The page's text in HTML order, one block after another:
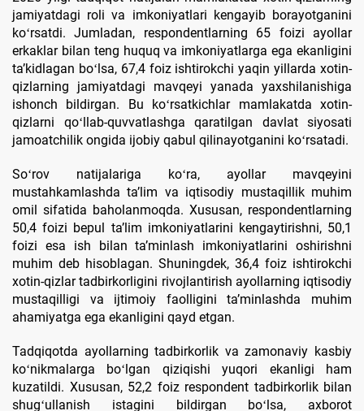
jamiyatdagi roli va imkoniyatlari kengayib borayotganini
koʻrsatdi. Jumladan, respondentlarning 65 foizi ayollar
erkaklar bilan teng huquq va imkoniyatlarga ega ekanligini
taʼkidlagan boʻlsa, 67,4 foiz ishtirokchi yaqin yillarda xotin-
qizlarning jamiyatdagi mavqeyi yanada yaxshilanishiga
ishonch bildirgan. Bu koʻrsatkichlar mamlakatda xotin-
qizlarni qoʻllab-quvvatlashga qaratilgan davlat siyosati
jamoatchilik ongida ijobiy qabul qilinayotganini koʻrsatadi.
Soʻrov natijalariga koʻra, ayollar mavqeyini
mustahkamlashda taʼlim va iqtisodiy mustaqillik muhim
omil sifatida baholanmoqda. Xususan, respondentlarning
50,4 foizi bepul taʼlim imkoniyatlarini kengaytirishni, 50,1
foizi esa ish bilan taʼminlash imkoniyatlarini oshirishni
muhim deb hisoblagan. Shuningdek, 36,4 foiz ishtirokchi
xotin-qizlar tadbirkorligini rivojlantirish ayollarning iqtisodiy
mustaqilligi va ijtimoiy faolligini taʼminlashda muhim
ahamiyatga ega ekanligini qayd etgan.
Tadqiqotda ayollarning tadbirkorlik va zamonaviy kasbiy
koʻnikmalarga boʻlgan qiziqishi yuqori ekanligi ham
kuzatildi. Xususan, 52,2 foiz respondent tadbirkorlik bilan
shugʻullanish istagini bildirgan boʻlsa, axborot